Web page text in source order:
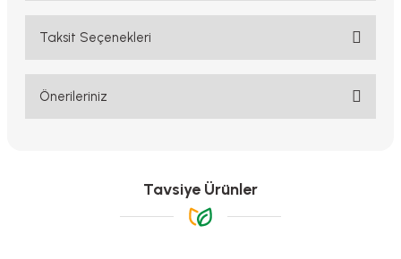
Bu ürüne ilk yorumu siz yapın!
Taksit Seçenekleri
Önerileriniz
Görüş ve önerileriniz için teşekkür ederiz.
Ürün resmi kalitesiz, bozuk veya görüntülenemiyor.
Tavsiye Ürünler